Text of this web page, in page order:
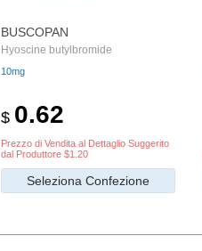
BUSCOPAN
Hyoscine butylbromide
10mg
$ 0.62
Prezzo di Vendita al Dettaglio Suggerito
dal Produttore $1.20
Seleziona Confezione